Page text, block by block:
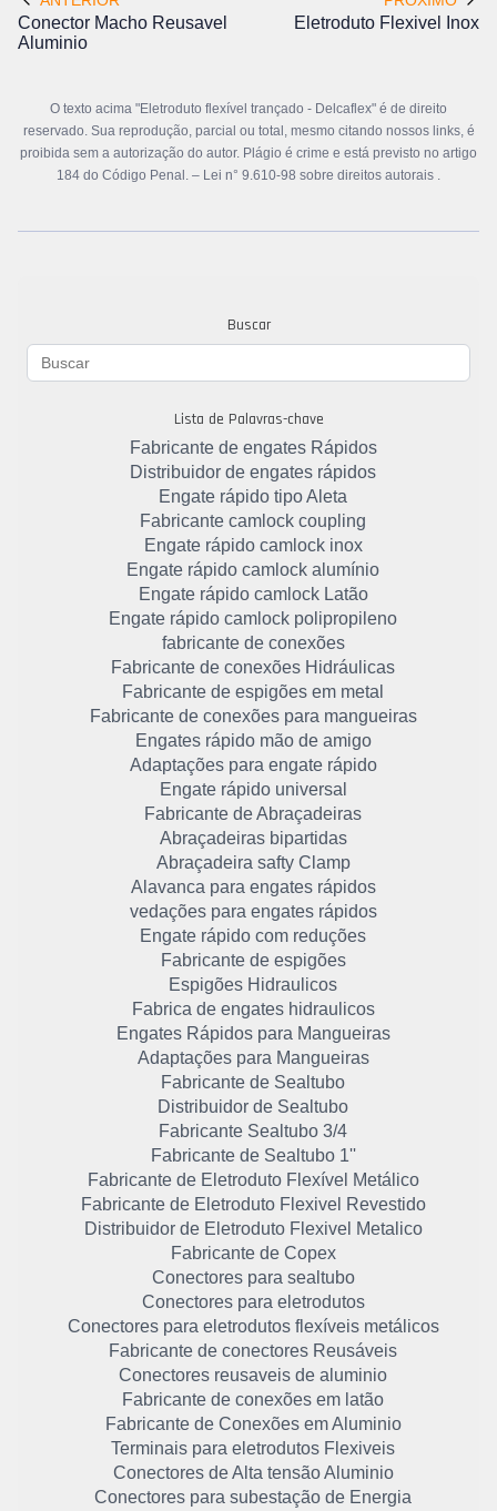
Conector Macho Reusavel
Aluminio
Eletroduto Flexivel Inox
O texto acima "Eletroduto flexível trançado - Delcaflex" é de direito
reservado. Sua reprodução, parcial ou total, mesmo citando nossos links, é
proibida sem a autorização do autor. Plágio é crime e está previsto no artigo
184 do Código Penal. – Lei n° 9.610-98 sobre direitos autorais .
Buscar
Lista de Palavras-chave
Fabricante de engates Rápidos
Distribuidor de engates rápidos
Engate rápido tipo Aleta
Fabricante camlock coupling
Engate rápido camlock inox
Engate rápido camlock alumínio
Engate rápido camlock Latão
Engate rápido camlock polipropileno
fabricante de conexões
Fabricante de conexões Hidráulicas
Fabricante de espigões em metal
Fabricante de conexões para mangueiras
Engates rápido mão de amigo
Adaptações para engate rápido
Engate rápido universal
Fabricante de Abraçadeiras
Abraçadeiras bipartidas
Abraçadeira safty Clamp
Alavanca para engates rápidos
vedações para engates rápidos
Engate rápido com reduções
Fabricante de espigões
Espigões Hidraulicos
Fabrica de engates hidraulicos
Engates Rápidos para Mangueiras
Adaptações para Mangueiras
Fabricante de Sealtubo
Distribuidor de Sealtubo
Fabricante Sealtubo 3/4
Fabricante de Sealtubo 1''
Fabricante de Eletroduto Flexível Metálico
Fabricante de Eletroduto Flexivel Revestido
Distribuidor de Eletroduto Flexivel Metalico
Fabricante de Copex
Conectores para sealtubo
Conectores para eletrodutos
Conectores para eletrodutos flexíveis metálicos
Fabricante de conectores Reusáveis
Conectores reusaveis de aluminio
Fabricante de conexões em latão
Fabricante de Conexões em Aluminio
Terminais para eletrodutos Flexiveis
Conectores de Alta tensão Aluminio
Conectores para subestação de Energia